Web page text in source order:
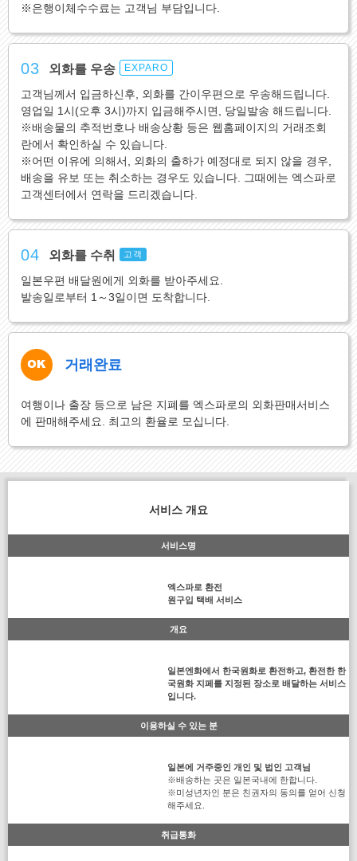
※은행이체수수료는 고객님 부담입니다.
03 외화를 우송 EXPARO
고객님께서 입금하신후, 외화를 간이우편으로 우송해드립니다.
영업일 1시(오후 3시)까지 입금해주시면, 당일발송 해드립니다.
※배송물의 추적번호나 배송상황 등은 웹홈페이지의 거래조회
란에서 확인하실 수 있습니다.
※어떤 이유에 의해서, 외화의 출하가 예정대로 되지 않을 경우,
배송을 유보 또는 취소하는 경우도 있습니다. 그때에는 엑스파로
고객센터에서 연락을 드리겠습니다.
04 외화를 수취 고객
일본우편 배달원에게 외화를 받아주세요.
발송일로부터 1～3일이면 도착합니다.
거래완료
여행이나 출장 등으로 남은 지폐를 엑스파로의 외화판매서비스
에 판매해주세요. 최고의 환율로 모십니다.
서비스 개요
서비스명
엑스파로 환전
원구입 택배 서비스
개요
일본엔화에서 한국원화로 환전하고, 환전한 한
국원화 지페를 지정된 장소로 배달하는 서비스
입니다.
이용하실 수 있는 분
일본에 거주중인 개인 및 법인 고객님
※배송하는 곳은 일본국내에 한합니다.
※미성년자인 분은 친권자의 동의를 얻어 신청
해주세요.
취급통화